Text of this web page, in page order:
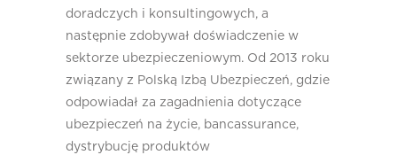
doradczych i konsultingowych, a
następnie zdobywał doświadczenie w
sektorze ubezpieczeniowym. Od 2013 roku
związany z Polską Izbą Ubezpieczeń, gdzie
odpowiadał za zagadnienia dotyczące
ubezpieczeń na życie, bancassurance,
dystrybucję produktów